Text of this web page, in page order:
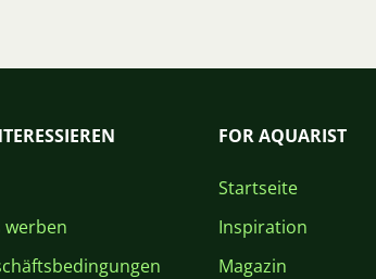
werben
FOR AQUARIST
Startseite
Inspiration
Magazin